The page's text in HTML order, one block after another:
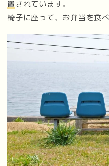
置されています。
椅子に座って、お弁当を食